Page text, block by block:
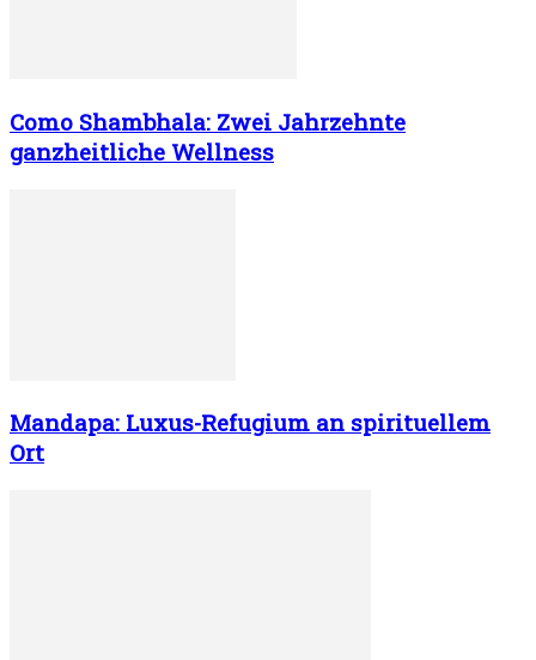
Como Shambhala: Zwei Jahrzehnte
ganzheitliche Wellness
Mandapa: Luxus-Refugium an spirituellem
Ort